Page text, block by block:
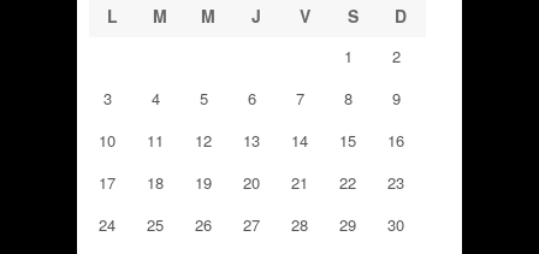
L
M M J V S D
1
2
3
4 5 6 7 8
9
10
11 12 13 14 15
16
17
18 19 20 21 22
23
24
25 26 27 28 29
30